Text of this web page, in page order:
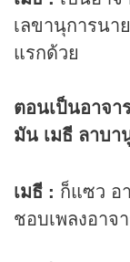
เลขานุการน
แรกด้วย
ตอนเป็นอาจา
มัน เมธี ลาบ
เมธี : ก็แซว อ
ชอบเพลงอาจ